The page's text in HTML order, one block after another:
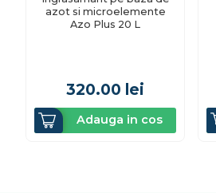
azot si microelemente
Azo Plus 20 L
320.00 lei
Adauga in cos